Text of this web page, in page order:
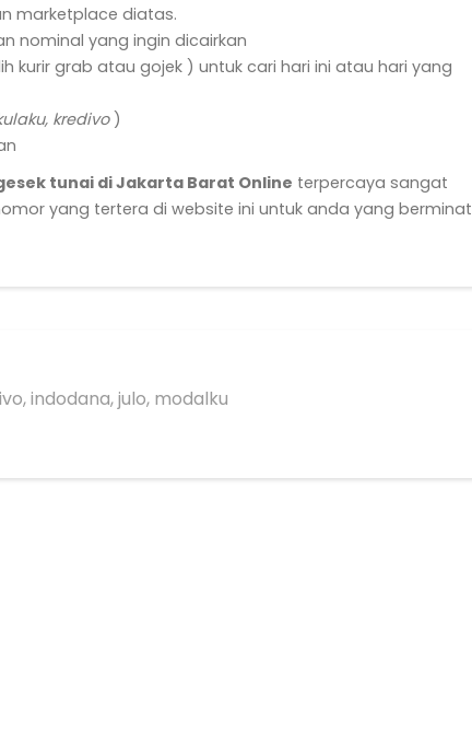
marketplace diatas.
nominal yang ingin dicairkan
kurir grab atau gojek ) untuk cari hari ini atau hari yang
kredivo)
tunai di Jakarta Barat Online terpercaya sangat
yang tertera di website ini untuk anda yang berminat
indodana, julo, modalku